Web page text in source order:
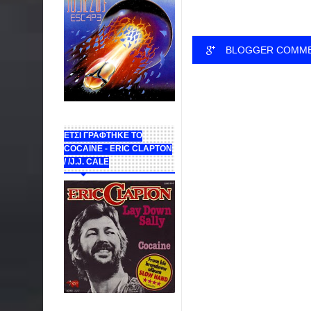
ΕΤΣΙ ΓΡΑΦΤΗΚΕ ΤΟ
COCAINE - ERIC CLAPTON
/ /J.J. CALE
BLOGGER